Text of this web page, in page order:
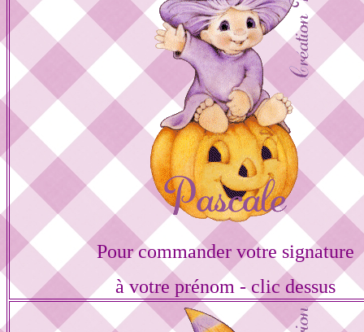
Pour commander votre signature
à votre prénom - clic dessus